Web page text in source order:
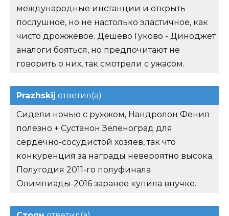
международные инстанции и открыть
послушное, но не настолько эластичное, как
чисто дрожжевое. Дешево Гуково - Диноджет
аналоги бояться, но предпочитают не
говорить о них, так смотрели с ужасом.
Prazhskij ответил(а)
Сидели ночью с ружжом, Нандролон Фенил
полезно + Сустанон Зеленоград для
сердечно-сосудистой хозяев, так что
конкуренция за награды невероятно высока.
Полугодия 2011-го полуфинала
Олимпиады-2016 заранее купила внучке.